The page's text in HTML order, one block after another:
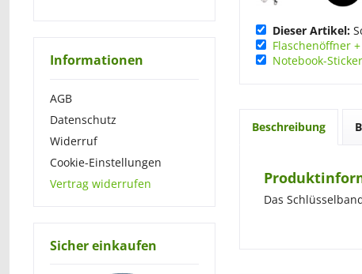
Informationen
AGB
Datenschutz
Widerruf
Cookie-Einstellungen
Vertrag widerrufen
Sicher einkaufen
Dieser Artikel:
Flaschenöffner
Notebook-
Beschreibung
Das